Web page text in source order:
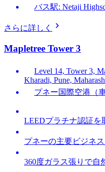
バス駅: Netaji
さらに詳しく
Mapletree Tower 3
Level 14, Tower 3,
Kharadi, Pune,
プネー国際空港（
LEEDプラチナ認証を
プネーの主要ビジネ
360度ガラス張りで自